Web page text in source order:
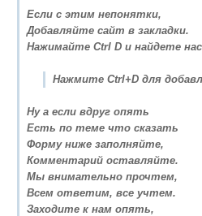
Если с этим непонятки,
Добавляйте сайт в закладки.
Нажимайте Ctrl D и найдете
Нажмите Ctrl+D для
Ну а если вдруг опять
Есть по теме что сказать
Форму ниже заполняйте,
Комментарий оставляйте.
Мы внимательно прочтем,
Всем ответим, все учтем.
Заходите к нам опять,